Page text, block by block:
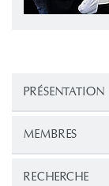
PRÉSENTATION
MEMBRES
RECHERCHE